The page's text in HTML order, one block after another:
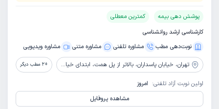
پوشش دهی بیمه
کمترین معطلی
کارشناسی ارشد روانشناسی
نوبت‌دهی مطب
مشاوره‌ تلفنی مشاوره‌ متنی مشاوره ویدیویی
تهران، خیابان پاسداران، بالاتر از پل همت، ابتدای خیابان گل نبی، پلاک 17، واحد 6 +
2 مطب دیگر
اولین نوبت آزاد تلفنی: امروز
مشاهده پروفایل